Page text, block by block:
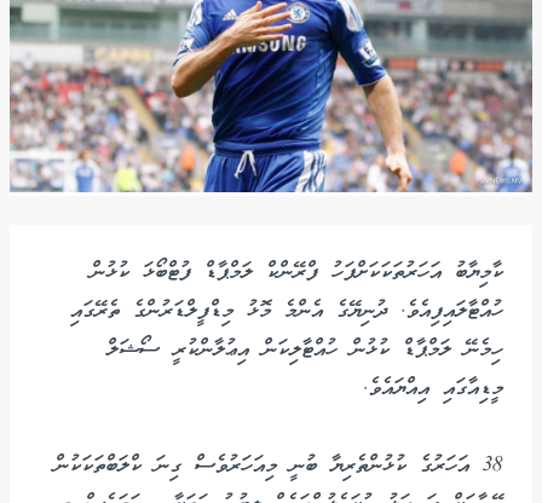
ކާމިޔާބު އަހަރުތަކަކަށްފަހު ފްރޭންކް ލަމްޕާޑް ފުޓްބޯޅަ ކުޅުން
ހުއްޓާލައިފިއެވެ. ދުނިޔޭގެ އެންމެ މޮޅު މިޑްފީލްޑަރުންގެ ތެރޭގައި
ހިމެނޭ ލަމްޕާޑް ކުޅުން ހުއްޓާލިކަން އިޢުލާންކުރީ ސޯޝަލް
މީޑިއާގައި އިއްޔައެވެ.
38 އަހަރުގެ ކުޅުންތެރިޔާ ބުނީ މިއަހަރުވެސް ގިނަ ކްލަބްތަކަކުން